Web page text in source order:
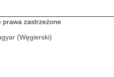
prawa zastrzeżone
(Węgierski)